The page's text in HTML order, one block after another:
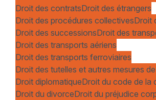
Droit des contratsDroit des étrangers
Droit des procédures collectivesDroit
Droit des successionsDroit des
Droit des transports aériens
Droit des transports ferroviaires
Droit des tutelles et autres mesures
Droit diplomatiqueDroit du code de la
Droit du divorceDroit du préjudice